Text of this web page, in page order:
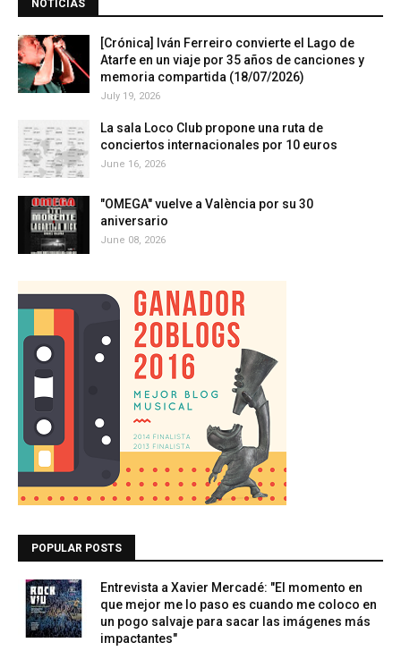
NOTICIAS
[Crónica] Iván Ferreiro convierte el Lago de
Atarfe en un viaje por 35 años de canciones y
memoria compartida (18/07/2026)
July 19, 2026
La sala Loco Club propone una ruta de
conciertos internacionales por 10 euros
June 16, 2026
"OMEGA" vuelve a València por su 30
aniversario
June 08, 2026
POPULAR POSTS
Entrevista a Xavier Mercadé: "El momento en
que mejor me lo paso es cuando me coloco en
un pogo salvaje para sacar las imágenes más
impactantes"